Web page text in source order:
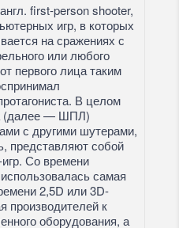
first-person shooter,
игр, в которых
на сражениях с
или любого
первого лица таким
В целом
(далее — ШПЛ)
с другими шутерами,
представляют собой
Со времени
самая
2,5D или 3D-
производителей к
оборудования, а